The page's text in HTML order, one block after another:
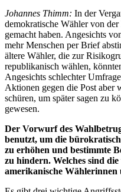
Johannes Thimm: In der
demokratische Wähler von
gemacht haben. Angesichts
mehr Menschen per Brief
ältere Wähler, die zur
republikanisch wählen,
Angesichts schlechter
Aktionen gegen die Post aber
schüren, um später sagen zu
gewesen.
Der Vorwurf des
benutzt, um die
zu erhöhen und bestimmte
zu hindern. Welches sind
amerikanische